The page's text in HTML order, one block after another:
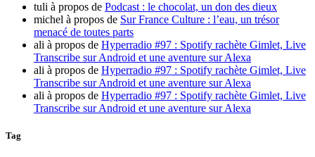
tuli à propos de Podcast : le chocolat, un don des dieux
michel à propos de Sur France Culture : l’eau, un trésor
menacé de toutes parts
ali à propos de Hyperradio #97 : Spotify rachète Gimlet, Live
Transcribe sur Android et une aventure sur Alexa
ali à propos de Hyperradio #97 : Spotify rachète Gimlet, Live
Transcribe sur Android et une aventure sur Alexa
ali à propos de Hyperradio #97 : Spotify rachète Gimlet, Live
Transcribe sur Android et une aventure sur Alexa
Tag